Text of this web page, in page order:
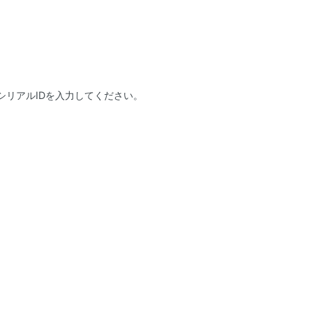
アルIDを入力してください。